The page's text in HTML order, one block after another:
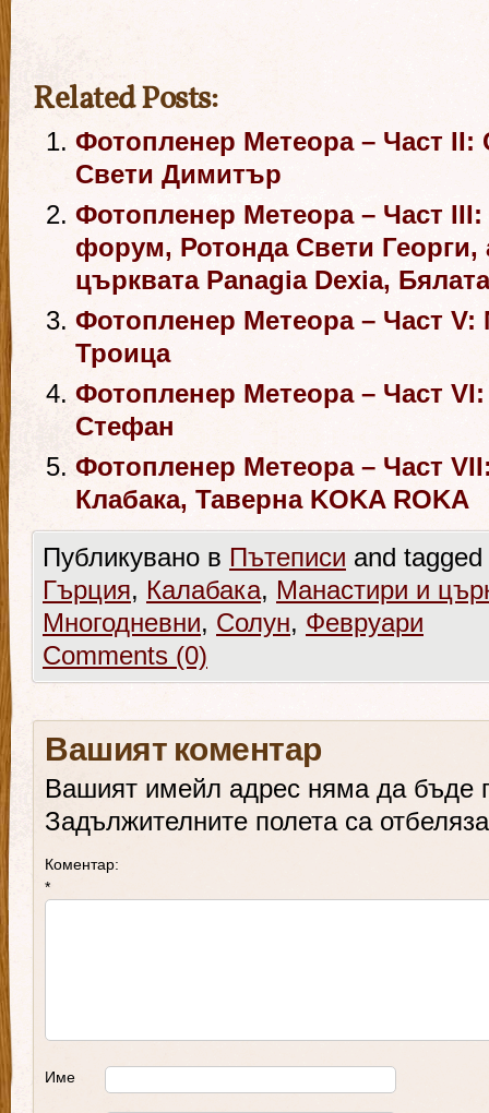
Related Posts:
Фотопленер Метеора – Част II:
Свети Димитър
Фотопленер Метеора – Част
форум, Ротонда Свети Георги,
църквата Panagia Dexia,
Фотопленер Метеора – Част V:
Троица
Фотопленер Метеора – Част
Стефан
Фотопленер Метеора – Част
Клабака, Таверна KOKA ROKA
Публикувано в Пътеписи and
Гърция, Калабака, Манастири и
Многодневни, Солун, Февруари
Comments (0)
Вашият коментар
Вашият имейл адрес няма да бъде
Задължителните полета са
Коментар:
*
Име